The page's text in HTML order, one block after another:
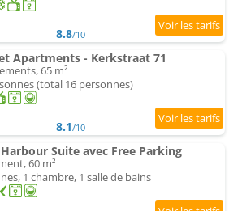
8.8/10
Apartments - Kerkstraat 71
65 m²
(total 16 personnes)
8.1/10
Suite avec Free Parking
60 m²
1 chambre, 1 salle de bains